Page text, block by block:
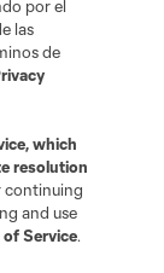
por el
las
de
, which
resolution
continuing
and use
of Service.